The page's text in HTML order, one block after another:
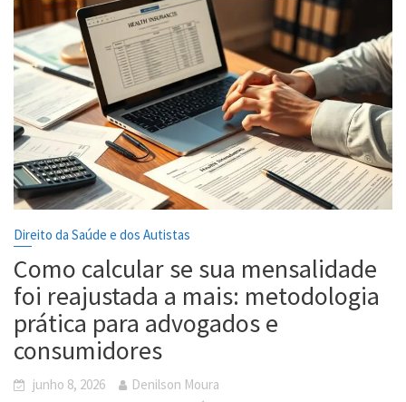
Direito da Saúde e dos Autistas
Como calcular se sua mensalidade
foi reajustada a mais: metodologia
prática para advogados e
consumidores
junho 8, 2026
Denilson Moura